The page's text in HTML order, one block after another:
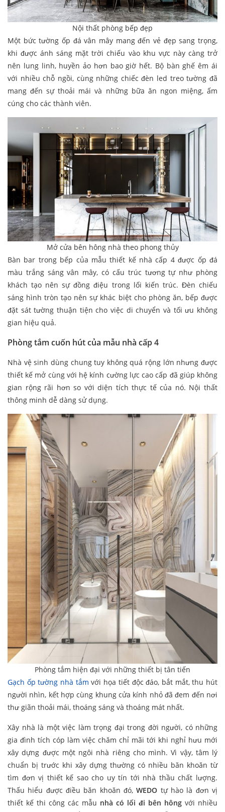
Nội thất phòng bếp đẹp
Một bức tường ốp đá vân mây mang đến vẻ đẹp sang trọng,
khi được ánh sáng mặt trời chiếu vào khu vực này càng trở
nên lung linh, huyền ảo hơn bao giờ hết. Bộ bàn ghế êm ái
với nhiều chỗ ngồi, cùng những chiếc đèn led treo tường đã
mang đến sự thoải mái và những bữa ăn ngon miệng, ấm
cúng cho các thành viên.
Mở cửa bên hông nhà theo phong thủy
Bàn bar trong bếp của mẫu thiết kế nhà cấp 4 được ốp đá
màu trắng sáng vân mây, có cấu trúc tương tự như phòng
khách tạo nên sự đồng điệu trong lối kiến trúc. Đèn chiếu
sáng hình tròn tạo nên sự khác biệt cho phòng ăn, bếp được
đặt sát tường thuận tiện cho việc di chuyển và tối ưu không
gian hiệu quả.
Phòng tắm cuốn hút của mẫu nhà cấp 4
Nhà vệ sinh dùng chung tuy không quá rộng lớn nhưng được
thiết kế mở cùng với hệ kính cường lực cao cấp đã giúp không
gian rộng rãi hơn so với diện tích thực tế của nó. Nội thất
thông minh dễ dàng sử dụng.
Phòng tắm hiện đại với những thiết bị tân tiến
Gạch ốp tường nhà tắm với họa tiết độc đáo, bắt mắt, thu hút
người nhìn, kết hợp cùng khung cửa kính nhỏ đã đem đến nơi
thư giãn thoải mái, thoáng sáng và thoáng mát nhất.
Xây nhà là một việc làm trọng đại trong đời người, có những
gia đình tích cóp làm việc chăm chỉ mãi tới khi nghỉ hưu mới
xây dựng được một ngôi nhà riêng cho mình. Vì vậy, tâm lý
chuẩn bị trước khi xây dựng thường có nhiều băn khoăn từ
tìm đơn vị thiết kế sao cho uy tín tới nhà thầu chất lượng.
Thấu hiểu được điều băn khoăn đó,WEDO tự hào là đơn vị
thiết kế thi công các mẫu nhà có lối đi bên hông với nhiều